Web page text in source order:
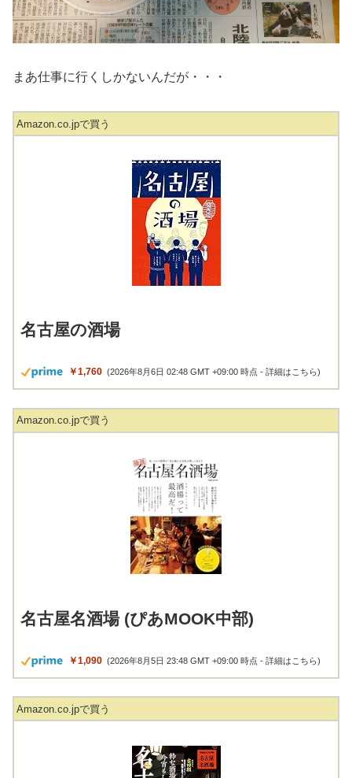
まあ仕事に行くしかないんだが・・・
Amazon.co.jpで買う
名古屋の酒場
￥1,760 (2026年8月6日 02:48 GMT +09:00 時点 -詳細はこちら)
Amazon.co.jpで買う
名古屋名酒場 (ぴあMOOK中部)
￥1,090 (2026年8月5日 23:48 GMT +09:00 時点 -詳細はこちら)
Amazon.co.jpで買う